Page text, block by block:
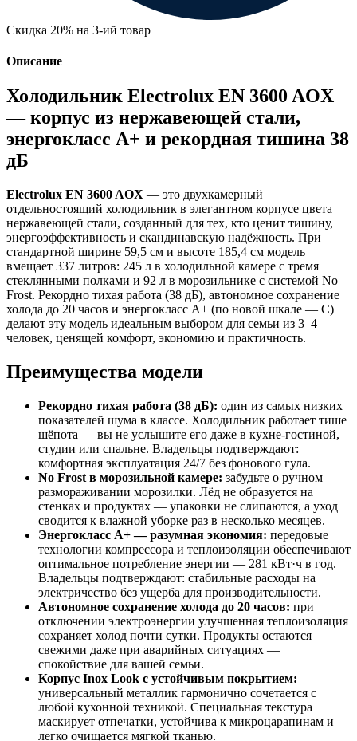
Скидка 20% на 3-ий товар
Описание
Холодильник Electrolux EN 3600 AOX
— корпус из нержавеющей стали,
энергокласс A+ и рекордная тишина 38
дБ
Electrolux EN 3600 AOX — это двухкамерный
отдельностоящий холодильник в элегантном корпусе цвета
нержавеющей стали, созданный для тех, кто ценит тишину,
энергоэффективность и скандинавскую надёжность. При
стандартной ширине 59,5 см и высоте 185,4 см модель
вмещает 337 литров: 245 л в холодильной камере с тремя
стеклянными полками и 92 л в морозильнике с системой No
Frost. Рекордно тихая работа (38 дБ), автономное сохранение
холода до 20 часов и энергокласс A+ (по новой шкале — C)
делают эту модель идеальным выбором для семьи из 3–4
человек, ценящей комфорт, экономию и практичность.
Преимущества модели
Рекордно тихая работа (38 дБ): один из самых низких
показателей шума в классе. Холодильник работает тише
шёпота — вы не услышите его даже в кухне-гостиной,
студии или спальне. Владельцы подтверждают:
комфортная эксплуатация 24/7 без фонового гула.
No Frost в морозильной камере: забудьте о ручном
размораживании морозилки. Лёд не образуется на
стенках и продуктах — упаковки не слипаются, а уход
сводится к влажной уборке раз в несколько месяцев.
Энергокласс A+ — разумная экономия: передовые
технологии компрессора и теплоизоляции обеспечивают
оптимальное потребление энергии — 281 кВт·ч в год.
Владельцы подтверждают: стабильные расходы на
электричество без ущерба для производительности.
Автономное сохранение холода до 20 часов: при
отключении электроэнергии улучшенная теплоизоляция
сохраняет холод почти сутки. Продукты остаются
свежими даже при аварийных ситуациях —
спокойствие для вашей семьи.
Корпус Inox Look с устойчивым покрытием:
универсальный металлик гармонично сочетается с
любой кухонной техникой. Специальная текстура
маскирует отпечатки, устойчива к микроцарапинам и
легко очищается мягкой тканью.